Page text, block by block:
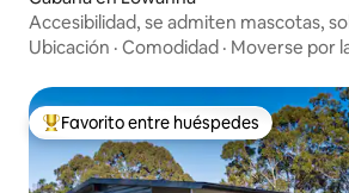
Accesibilidad, se admiten mascotas,
spa
Ubicación · Comodidad · Moverse por
Favorito entre huéspedes preferido
Favorito entre huéspedes